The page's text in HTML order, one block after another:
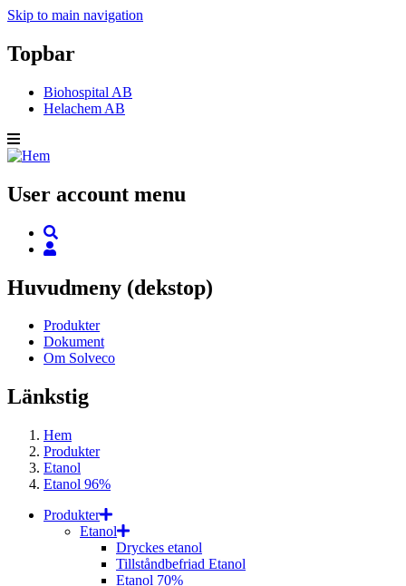
Skip to main navigation
Topbar
Biohospital AB
Helachem AB
User account menu
Huvudmeny (dekstop)
Produkter
Dokument
Om Solveco
Länkstig
Hem
Produkter
Etanol
Etanol 96%
Produkter
Etanol
Dryckes etanol
Tillståndbefriad Etanol
Etanol 70%